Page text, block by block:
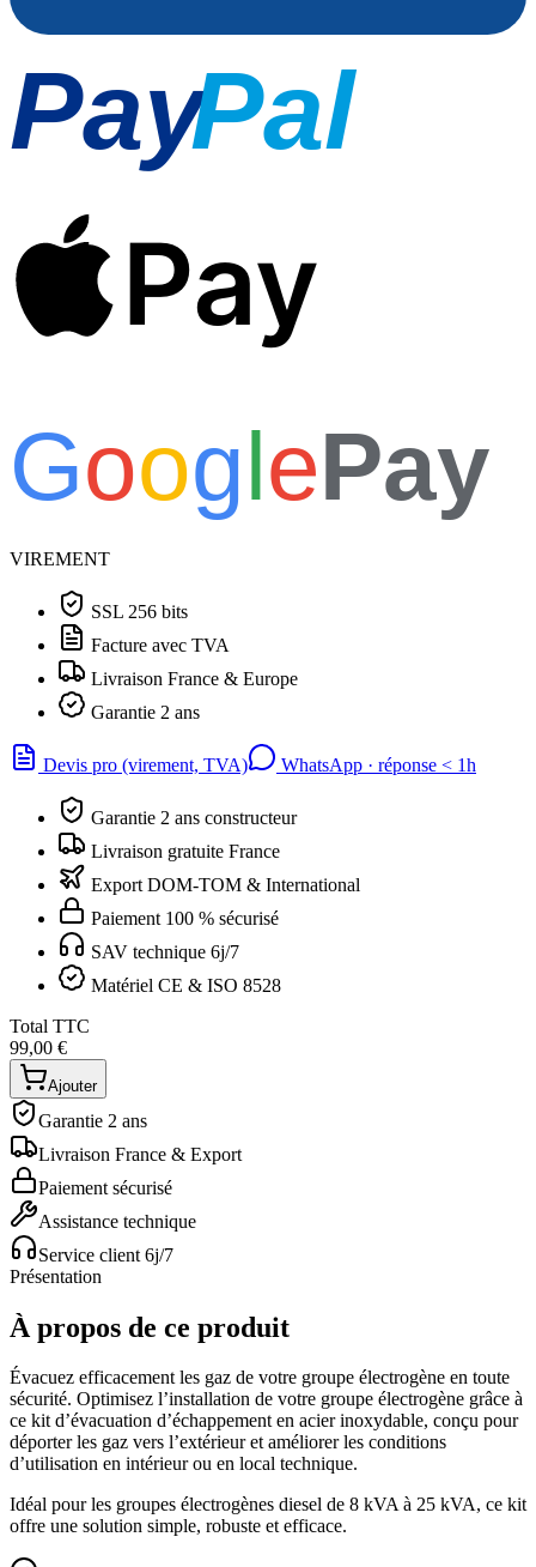
PayPal
Pay
GooglePay
VIREMENT
SSL 256 bits
Facture avec TVA
Livraison France & Europe
Garantie 2 ans
Devis pro (virement, TVA) WhatsApp · réponse < 1h
Garantie 2 ans constructeur
Livraison gratuite France
Export DOM-TOM & International
Paiement 100 % sécurisé
SAV technique 6j/7
Matériel CE & ISO 8528
Total TTC
99,00 €
Ajouter
Garantie 2 ans
Livraison France & Export
Paiement sécurisé
Assistance technique
Service client 6j/7
Présentation
À propos de ce produit
Évacuez efficacement les gaz de votre groupe électrogène en toute
sécurité. Optimisez l’installation de votre groupe électrogène grâce à
ce kit d’évacuation d’échappement en acier inoxydable, conçu pour
déporter les gaz vers l’extérieur et améliorer les conditions
d’utilisation en intérieur ou en local technique.
Idéal pour les groupes électrogènes diesel de 8 kVA à 25 kVA, ce kit
offre une solution simple, robuste et efficace.